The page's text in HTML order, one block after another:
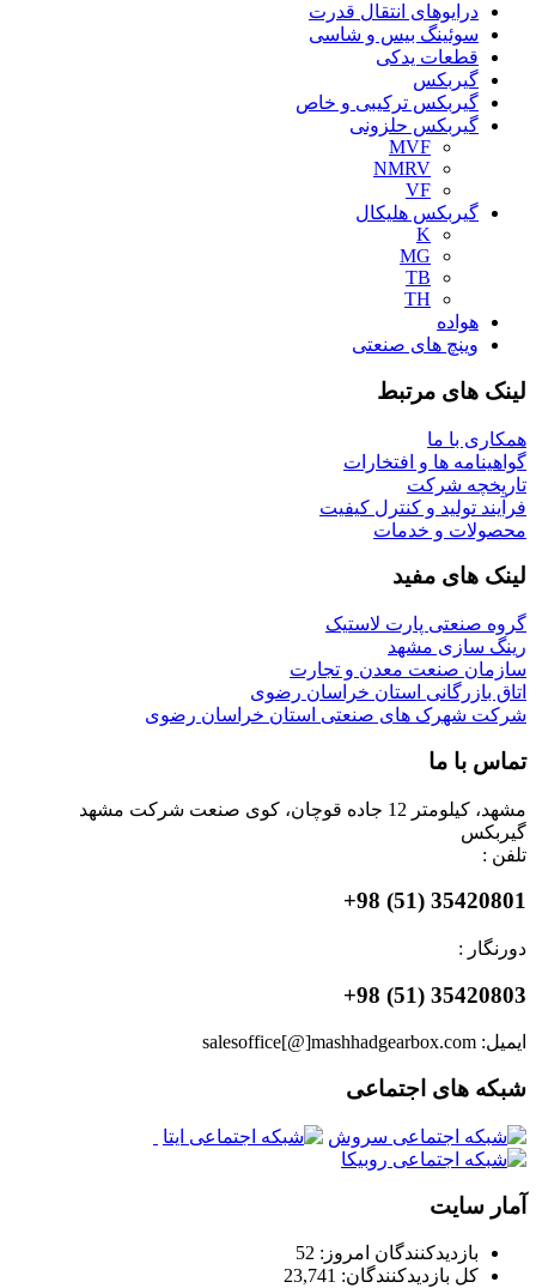
درایوهای انتقال قدرت
سوئینگ بیس و شاسی
قطعات یدکی
گیربکس
گیربکس ترکیبی و خاص
گیربکس حلزونی
MVF
NMRV
VF
گیربکس هلیکال
K
MG
TB
TH
هواده
وینچ های صنعتی
لینک های مرتبط
همکاری با ما
گواهینامه ها و افتخارات
تاریخچه شرکت
فرآیند تولید و کنترل کیفیت
محصولات و خدمات
لینک های مفید
گروه صنعتی پارت لاستیک
رینگ سازی مشهد
سازمان صنعت معدن و تجارت
اتاق بازرگانی استان خراسان رضوی
شرکت شهرک های صنعتی استان خراسان رضوی
تماس با ما
مشهد، کیلومتر 12 جاده قوچان، کوی صنعت شرکت مشهد
گیربکس
تلفن :
35420801 (51) 98+
دورنگار :
35420803 (51) 98+
ایمیل: salesoffice[@]mashhadgearbox.com
شبکه های اجتماعی
آمار سایت
بازدیدکنندگان امروز: 52
کل بازدیدکنند‌گان: 23,741